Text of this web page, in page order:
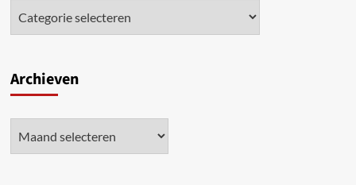
Archieven